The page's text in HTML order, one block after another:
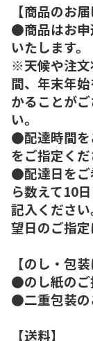
【商品のお
●商品はお申
いたします。
※天候や注文
間、年末年
かることが
い。
●配達時間を
をご指定くだ
●配達日をご
ら数えて10
記入くださ
望日のご指定
【のし・包
●のし紙のご
●二重包装の
【送料】